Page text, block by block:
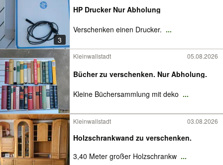
3
HP Drucker Nur Abholung
Verschenken einen Drucker. ...
Kleinwallstadt 05.08.2026
Bücher zu verschenken. Nur Abholung.
Kleine Büchersammlung mit deko ...
Kleinwallstadt 03.08.2026
Holzschrankwand zu verschenken.
3,40 Meter großer Holzschrankw ...